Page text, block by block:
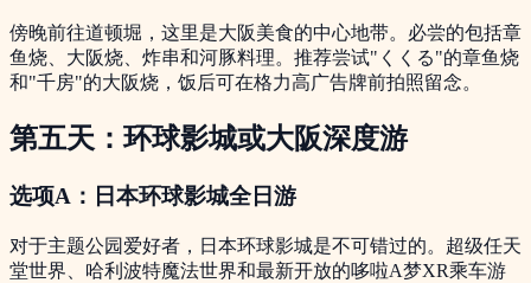
傍晚前往道顿堀，这里是大阪美食的中心地带。必尝的包括章
鱼烧、大阪烧、炸串和河豚料理。推荐尝试"くくる"的章鱼烧
和"千房"的大阪烧，饭后可在格力高广告牌前拍照留念。
第五天：环球影城或大阪深度游
选项A：日本环球影城全日游
对于主题公园爱好者，日本环球影城是不可错过的。超级任天
堂世界、哈利波特魔法世界和最新开放的哆啦A梦XR乘车游